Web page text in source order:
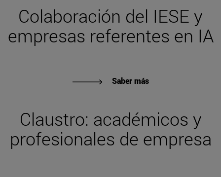
Colaboración del IESE y
empresas referentes en IA
Saber más
Claustro: académicos y
profesionales de empresa